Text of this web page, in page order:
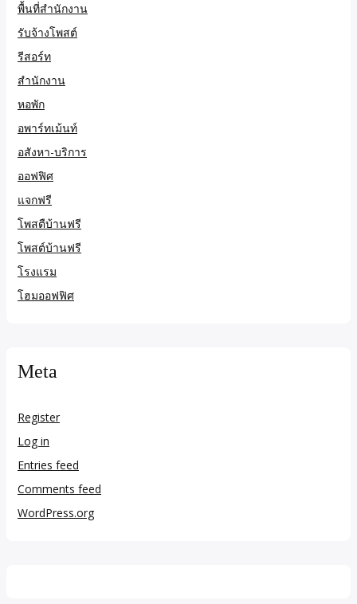
พื้นที่สำนักงาน
รับจ้างโพสต์
รีสอร์ท
สำนักงาน
หอพัก
อพาร์ทเม้นท์
อสังหา-บริการ
ออฟฟิศ
แจกฟรี
โพสตืบ้านฟรี
โพสต์บ้านฟรี
โรงแรม
โฮมออฟฟิศ
Meta
Register
Log in
Entries feed
Comments feed
WordPress.org